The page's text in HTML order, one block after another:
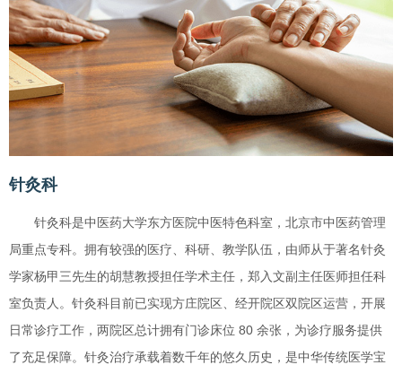
针灸科
针灸科是中医药大学东方医院中医特色科室，北京市中医药管理
局重点专科。拥有较强的医疗、科研、教学队伍，由师从于著名针灸
学家杨甲三先生的胡慧教授担任学术主任，郑入文副主任医师担任科
室负责人。针灸科目前已实现方庄院区、经开院区双院区运营，开展
日常诊疗工作，两院区总计拥有门诊床位 80 余张，为诊疗服务提供
了充足保障。针灸治疗承载着数千年的悠久历史，是中华传统医学宝